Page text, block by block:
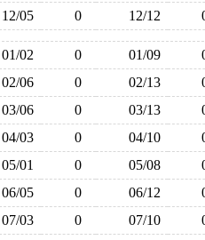
12/05 0 12/12
01/02 0 01/09
02/06 0 02/13
03/06 0 03/13
04/03 0 04/10
05/01 0 05/08
06/05 0 06/12
07/03 0 07/10